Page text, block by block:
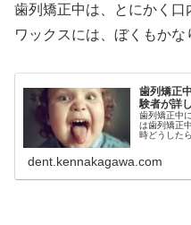
歯列矯正中は、とにかく口
ワックスには、ぼくもか
歯列矯正
験者が詳
歯列矯正中
は歯列矯正
時どうした
dent.kennakagawa.com